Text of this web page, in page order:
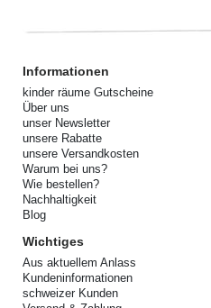
Informationen
kinder räume Gutscheine
Über uns
unser Newsletter
unsere Rabatte
unsere Versandkosten
Warum bei uns?
Wie bestellen?
Nachhaltigkeit
Blog
Wichtiges
Aus aktuellem Anlass
Kundeninformationen
schweizer Kunden